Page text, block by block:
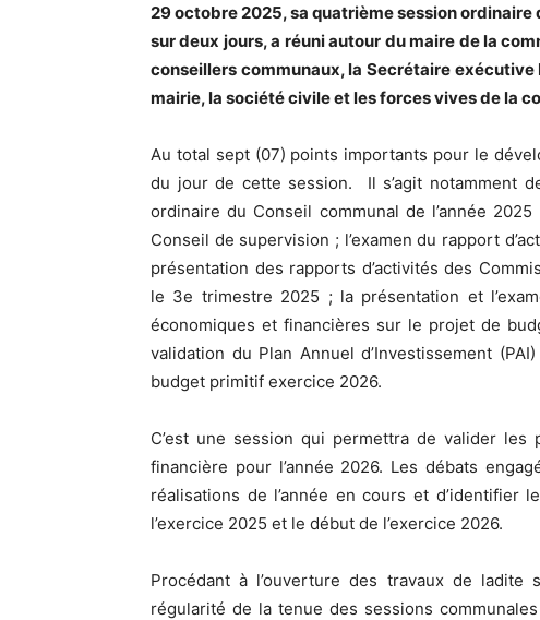
29 octobre 2025, sa quatrième session ordinaire
sur deux jours, a réuni autour du maire de la
conseillers communaux, la Secrétaire
mairie, la société civile et les forces vives de la
Au total sept (07) points importants pour le
du jour de cette session. Il s’agit notamment
ordinaire du Conseil communal de l’année
Conseil de supervision ; l’examen du rapport
présentation des rapports d’activités des
le 3e trimestre 2025 ; la présentation et
économiques et financières sur le projet de
validation du Plan Annuel d’Investissement
budget primitif exercice 2026.
C’est une session qui permettra de valider
financière pour l’année 2026. Les débats
réalisations de l’année en cours et d’identifier
l’exercice 2025 et le début de l’exercice 2026.
Procédant à l’ouverture des travaux de ladite
régularité de la tenue des sessions